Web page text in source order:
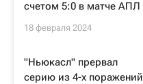
счетом 5:0 в матче АПЛ
18 февраля 2024
"Ньюкасл" прервал
серию из 4-х поражений